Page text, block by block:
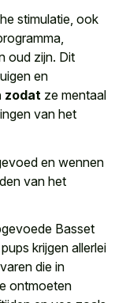
stimulatie, ook
oud zijn. Dit
en
zodat ze mentaal
van het
en wennen
van het
Basset
krijgen allerlei
die in
ontmoeten